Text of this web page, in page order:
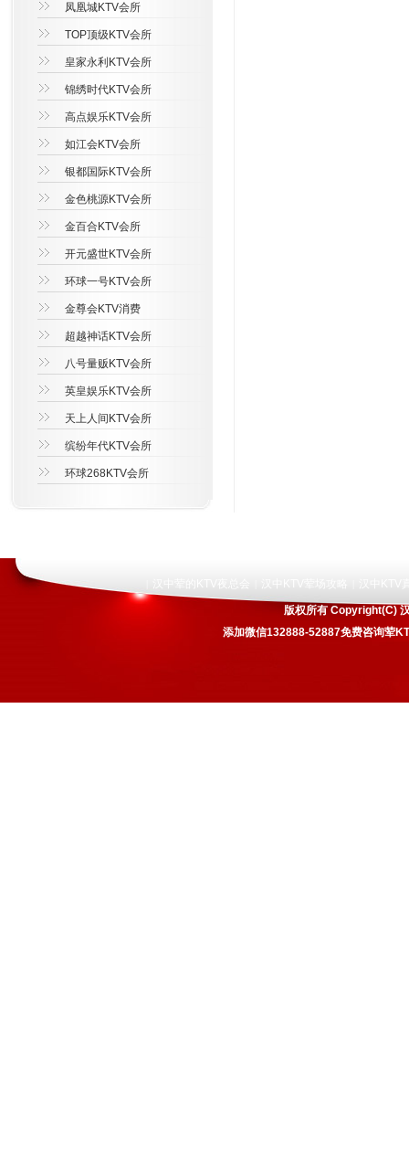
凤凰城KTV会所
TOP顶级KTV会所
皇家永利KTV会所
锦绣时代KTV会所
高点娱乐KTV会所
如江会KTV会所
银都国际KTV会所
金色桃源KTV会所
金百合KTV会所
开元盛世KTV会所
环球一号KTV会所
金尊会KTV消费
超越神话KTV会所
八号量贩KTV会所
英皇娱乐KTV会所
天上人间KTV会所
缤纷年代KTV会所
环球268KTV会所
版权所有 Copyright(C)
添加微信132888-52887免费咨询荤